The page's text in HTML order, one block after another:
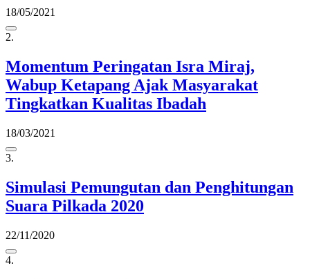
18/05/2021
2.
Momentum Peringatan Isra Miraj,
Wabup Ketapang Ajak Masyarakat
Tingkatkan Kualitas Ibadah
18/03/2021
3.
Simulasi Pemungutan dan Penghitungan
Suara Pilkada 2020
22/11/2020
4.